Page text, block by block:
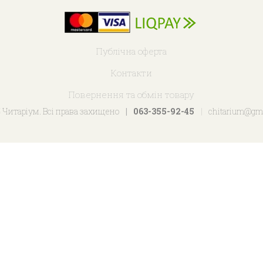
Публічна оферта
Контакти
Повернення та обмін товару
Всі права захищено 063-355-92-45